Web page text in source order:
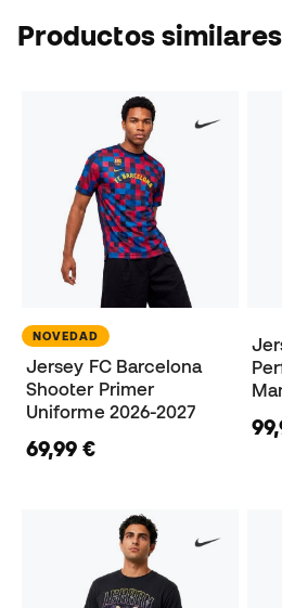
Productos similares
NOVEDAD
Jersey FC Barcelona
Shooter Primer
Uniforme 2026-2027
69,99 €